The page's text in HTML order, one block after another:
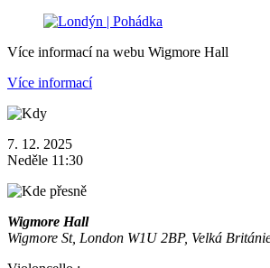
Více informací na webu Wigmore Hall
Více informací
7. 12. 2025
Neděle 11:30
Wigmore Hall
Wigmore St, London W1U 2BP, Velká